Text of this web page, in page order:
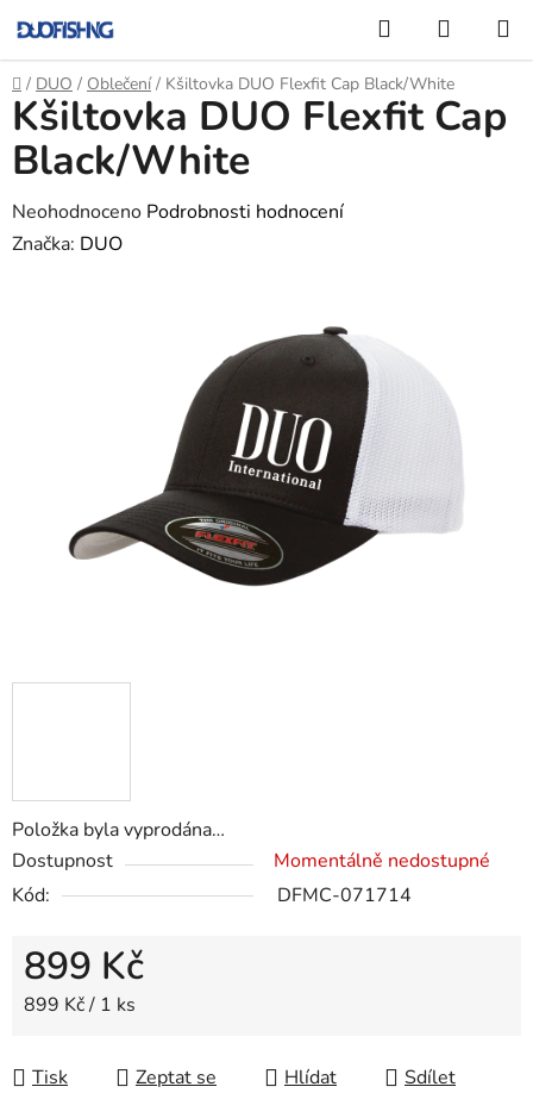
na
obsah
Hledat
KOŠÍK
Domů
/ DUO / Oblečení / Kšiltovka DUO Flexfit Cap Black/White
Položka byla vyprodána…
Dostupnost
Momentálně nedostupné
Kód:
DFMC-071714
899 Kč
Měrná cena:
899 Kč / 1 ks
Tisk Zeptat se Hlídat Sdílet
Kšiltovka DUO Flexfit Cap
Black/White
Průměrné
hodnocení
Neohodnoceno Podrobnosti hodnocení
Značka: DUO